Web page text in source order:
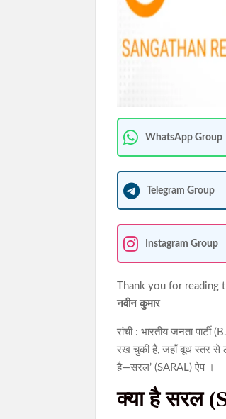
WhatsApp Group
Telegram Group
Instagram Group
Thank you for
नवीन कुमार
रांची : भारतीय जनता
रख चुकी है, जहाँ बूथ स्तर से
है—सरल’ (SARAL) ऐप ।
क्या है सरल